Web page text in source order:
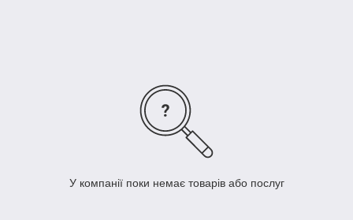
У компанії поки немає товарів або послуг